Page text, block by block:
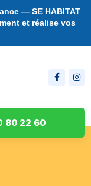
— SE HABITAT
et réalise vos
80 22 60